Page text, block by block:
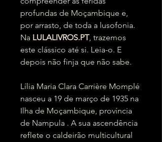
profundas de Moçambique e,
por arrasto, de toda a lusofonia.
Na LULALIVROS.PT, trazemos
este clássico até si. Leia-o. E
depois não finja que não sabe.
Lília Maria Clara Carrière Momplé
nasceu a 19 de março de 1935 na
Ilha de Moçambique, província
de Nampula . A sua ascendência
reflete o caldeirão multicultural